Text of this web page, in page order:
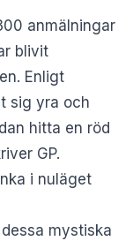
anmälningar
blivit
Enligt
sig yra och
hitta en röd
GP.
i nuläget
mystiska